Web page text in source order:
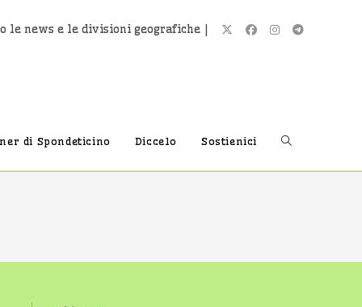
le news e le divisioni geografiche |
di Spondeticino Diccelo Sostienici Attiva/
ricerca